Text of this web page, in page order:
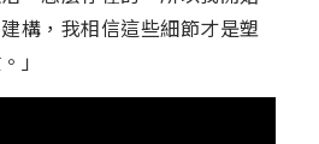
構，我相信這些細節才是塑
」